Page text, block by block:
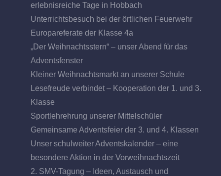
erlebnisreiche Tage in Hobbach
Unterrichtsbesuch bei der örtlichen Feuerwehr
Europareferate der Klasse 4a
„Der Weihnachtsstern“ – unser Abend für das
Adventsfenster
Kleiner Weihnachtsmarkt an unserer Schule
Lesefreude verbindet – Kooperation der 1. und 3.
Klasse
Sportlehrehrung unserer Mittelschüler
Gemeinsame Adventsfeier der 3. und 4. Klassen
Unser schulweiter Adventskalender – eine
besondere Aktion in der Vorweihnachtszeit
2. SMV-Tagung – Ideen, Austausch und